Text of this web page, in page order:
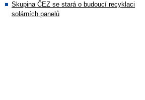
Skupina ČEZ se stará o budoucí recyklaci
solárních panelů